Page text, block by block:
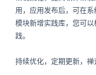
用，应用发布后，可在
模块新增实践库，您可
践。
持续优化，定期更新，禅